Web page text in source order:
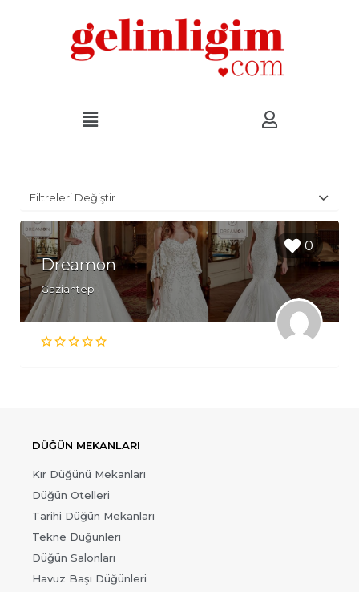
Filtreleri Değiştir
0
Dreamon
Gaziantep
DÜĞÜN MEKANLARI
Kır Düğünü Mekanları
Düğün Otelleri
Tarihi Düğün Mekanları
Tekne Düğünleri
Düğün Salonları
Havuz Başı Düğünleri